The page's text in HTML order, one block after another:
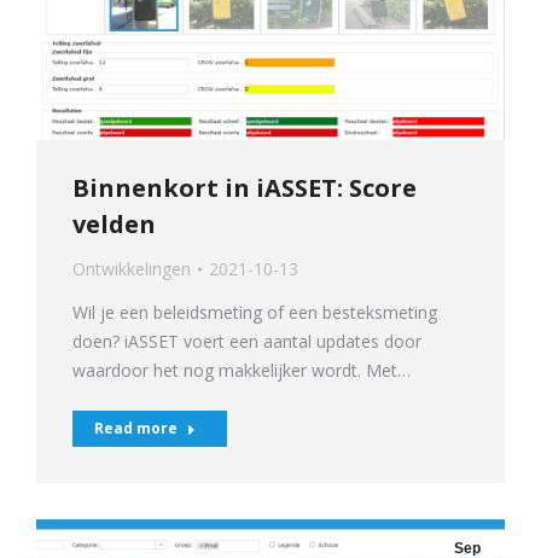
Binnenkort in iASSET: Score
velden
Ontwikkelingen
2021-10-13
Wil je een beleidsmeting of een besteksmeting
doen? iASSET voert een aantal updates door
waardoor het nog makkelijker wordt. Met…
Read more
Sep